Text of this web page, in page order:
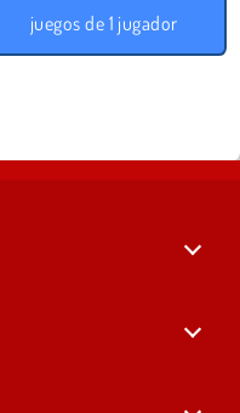
juegos de 1 jugador